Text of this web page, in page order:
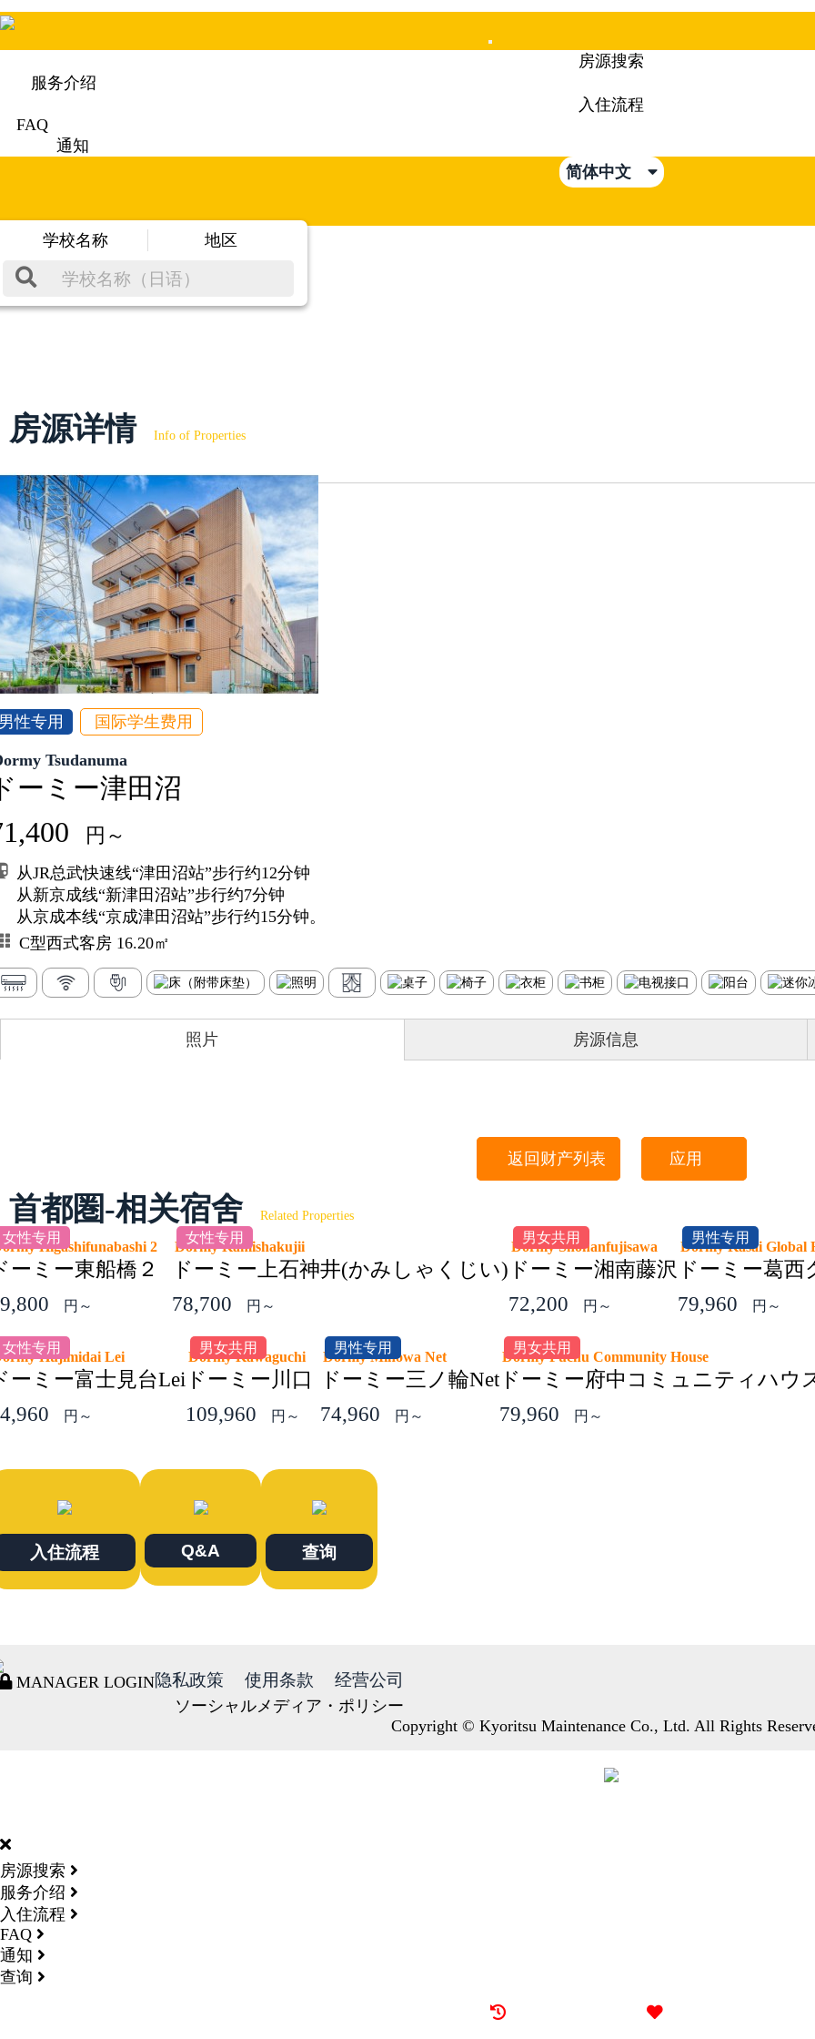
Mobile
房源搜索
服务介绍
入住流程
FAQ
通知
简体中文
学校名称 地区
房源详情 Info of Properties
性专用 国际学生费用
Tsudanuma
ーミー津田沼
円～
从JR总武快速线“津田沼站”步行约12分钟
从新京成线“新津田沼站”步行约7分钟
从京成本线“京成津田沼站”步行约15分钟。
C型西式客房 16.20㎡
照片 房源信息
返回财产列表 应用
首都圏-相关宿舍 Related Properties
女性专用
Higashifunabashi 2
ーミー東船橋２
円～
女性专用
Dormy Kamishakujii
ドーミー上石神井(かみしゃくじい)
78,700
円～
男女共用
Dormy Shonanfujisawa
ドーミー湘南藤沢
72,200
円～
男性专用
Dormy Kasai
ドーミー葛
79,960
円～
女性专用
Hujimidai Lei
ーミー富士見台Lei
円～
男女共用
Dormy Kawaguchi
ドーミー川口
109,960
円～
男性专用
Dormy Minowa Net
ドーミー三ノ輪Net
74,960
円～
男女共用
Dormy Fuchu Community House
ドーミー府中コミュニティハウ
79,960
円～
入住流程 Q&A 查询
MANAGER LOGIN隐私政策 使用条款 经营公司
ソーシャルメディア・ポリシー
Copyright © Kyoritsu Maintenance Co., Ltd. All Rights
房源搜索
服务介绍
入住流程
FAQ
通知
查询